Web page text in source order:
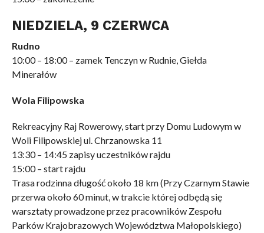
NIEDZIELA, 9 CZERWCA
Rudno
10:00 – 18:00 – zamek Tenczyn w Rudnie, Giełda
Minerałów
Wola Filipowska
Rekreacyjny Raj Rowerowy, start przy Domu Ludowym w
Woli Filipowskiej ul. Chrzanowska 11
13:30 – 14:45 zapisy uczestników rajdu
15:00 – start rajdu
Trasa rodzinna długość około 18 km (Przy Czarnym Stawie
przerwa około 60 minut, w trakcie której odbędą się
warsztaty prowadzone przez pracowników Zespołu
Parków Krajobrazowych Województwa Małopolskiego)